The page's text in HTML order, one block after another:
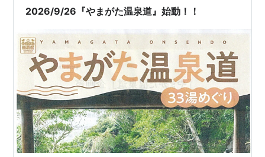
2026/9/26『やまがた温泉道』始動！！